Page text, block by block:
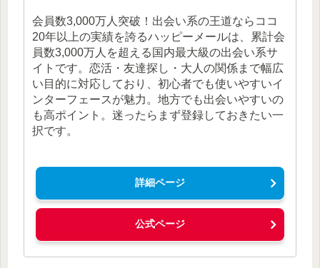
会員数3,000万人突破！出会い系の王道ならココ
20年以上の実績を誇るハッピーメールは、累計会
員数3,000万人を超える国内最大級の出会い系サ
イトです。恋活・友達探し・大人の関係まで幅広
い目的に対応しており、初心者でも使いやすいイ
ンターフェースが魅力。地方でも出会いやすいの
も高ポイント。迷ったらまず登録しておきたい一
択です。
詳細ページ
公式ページ